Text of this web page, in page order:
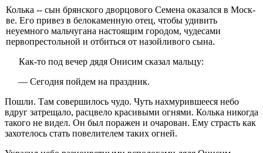
Колька -- сын брянского дворцового Семена оказался в Моск­
ве. Его привез в белокаменную отец, чтобы удивить
неуемного мальчугана настоящим городом, чудесами
первопрестольной и от­биться от назойливого сына.
Как-то под вечер дядя Онисим сказал мальцу:
— Сегодня пойдем на праздник.
Пошли. Там совершилось чудо. Чуть нахмурившееся небо
вдруг затрещало, расцвело красивыми огнями. Колька никогда
такого не видел. Он был поражен и очарован. Ему страсть как
захотелось стать повелителем таких огней.